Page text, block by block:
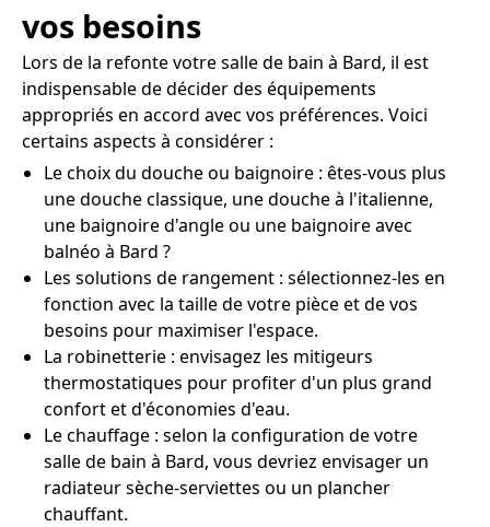
vos besoins
Lors de la refonte votre salle de bain à Bard, il est
indispensable de décider des équipements
appropriés en accord avec vos préférences. Voici
certains aspects à considérer :
Le choix du douche ou baignoire : êtes-vous plus
une douche classique, une douche à l'italienne,
une baignoire d'angle ou une baignoire avec
balnéo à Bard ?
Les solutions de rangement : sélectionnez-les en
fonction avec la taille de votre pièce et de vos
besoins pour maximiser l'espace.
La robinetterie : envisagez les mitigeurs
thermostatiques pour profiter d'un plus grand
confort et d'économies d'eau.
Le chauffage : selon la configuration de votre
salle de bain à Bard, vous devriez envisager un
radiateur sèche-serviettes ou un plancher
chauffant.